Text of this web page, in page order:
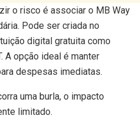
o risco é associar o MB Way
Pode ser criada no
digital gratuita como
A opção ideal é manter
despesas imediatas.
uma burla, o impacto
limitado.